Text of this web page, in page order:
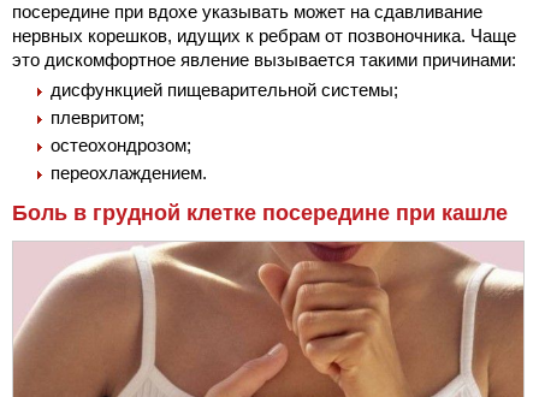
посередине при вдохе указывать может на сдавливание
нервных корешков, идущих к ребрам от позвоночника. Чаще
это дискомфортное явление вызывается такими причинами:
дисфункцией пищеварительной системы;
плевритом;
остеохондрозом;
переохлаждением.
Боль в грудной клетке посередине при кашле